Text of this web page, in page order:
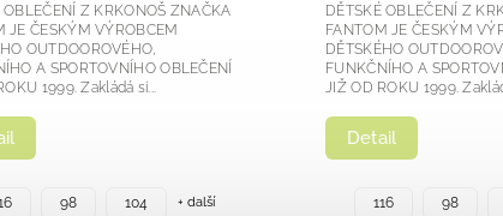
ZNAČKA
OBLEČENÍ
si...
104 + další
DĚTSKÉ OBLEČENÍ Z KRKONOŠ ZNAČKA
FANTOM JE ČESKÝM VÝROBCEM
DĚTSKÉHO OUTDOOROVÉHO,
FUNKČNÍHO A SPORTOVNÍHO OBLEČENÍ
JIŽ OD ROKU 1999. Zakládá si...
104 + další